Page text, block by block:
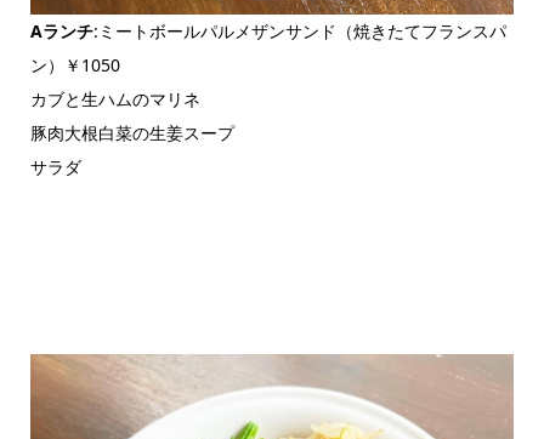
Aランチ:ミートボールパルメザンサンド（焼きたてフランスパ
ン）￥1050
カブと生ハムのマリネ
豚肉大根白菜の生姜スープ
サラダ